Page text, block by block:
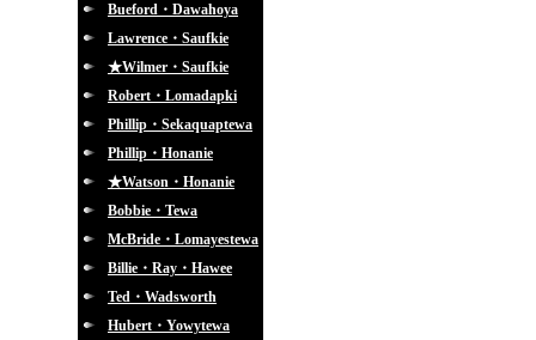
Bueford・Dawahoya
Lawrence・Saufkie
★Wilmer・Saufkie
Robert・Lomadapki
Phillip・Sekaquaptewa
Phillip・Honanie
★Watson・Honanie
Bobbie・Tewa
McBride・Lomayestewa
Billie・Ray・Hawee
Ted・Wadsworth
Hubert・Yowytewa